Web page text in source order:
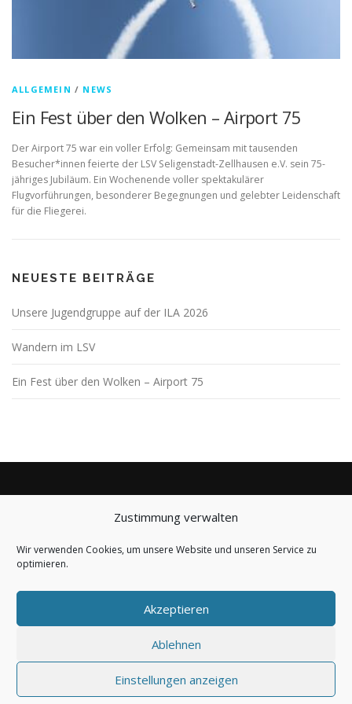
Zustimmung verwalten
Wir verwenden Cookies, um unsere Website und unseren Service zu
optimieren.
Akzeptieren
Ablehnen
Einstellungen anzeigen
ALLGEMEIN / NEWS
Ein Fest über den Wolken – Airport 75
Der Airport 75 war ein voller Erfolg: Gemeinsam mit tausenden
Besucher*innen feierte der LSV Seligenstadt-Zellhausen e.V. sein 75-
jähriges Jubiläum. Ein Wochenende voller spektakulärer
Flugvorführungen, besonderer Begegnungen und gelebter Leidenschaft
für die Fliegerei.
NEUESTE BEITRÄGE
Unsere Jugendgruppe auf der ILA 2026
Wandern im LSV
Ein Fest über den Wolken – Airport 75
BLEIBE AUF DEM LAUFENDEN
Copyright © 2019-2026 LSV Seligenstadt Zellhausen e.V.
powered byMarc Friedrich IT